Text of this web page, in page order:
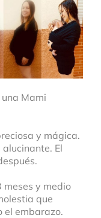
una Mami
y mágica.
El
meses y medio
que
el embarazo.